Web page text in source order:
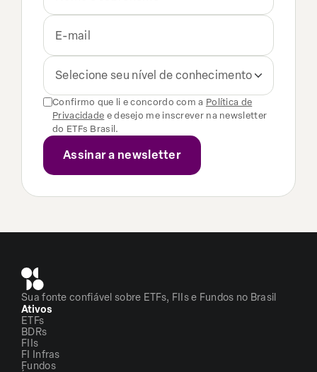
Selecione seu nível de conhecimento
Confirmo que li e concordo com a Política de
Privacidade e desejo me inscrever na newsletter
do ETFs Brasil.
Sua fonte confiável sobre ETFs, FIIs e Fundos no Brasil
Ativos
ETFs
BDRs
FIIs
FI Infras
Fundos